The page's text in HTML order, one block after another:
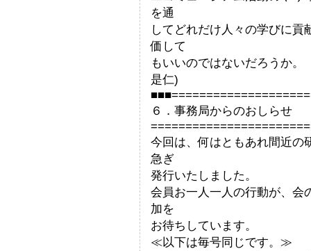
を通
してどれだけ人々の学びに
価して
もいいのでは
是仁)
６．事務局からのおしらせ
今回は、何はともあれ間近の
急ぎ
発行いたしました。
会員お一人一人の行動が、会
加を
お待ちしています。
≪以下は毎号同じです。≫